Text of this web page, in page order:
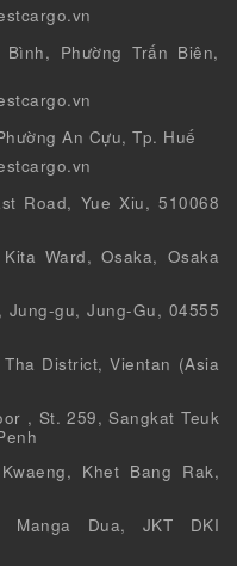
Phường Trấn Biên,
An Cựu, Tp. Huế
Road, Yue Xiu, 510068
Ward, Osaka, Osaka
Jung-gu, Jung-Gu, 04555
District, Vientan (Asia
, St. 259, Sangkat Teuk
Khet Bang Rak,
Manga Dua, JKT DKI